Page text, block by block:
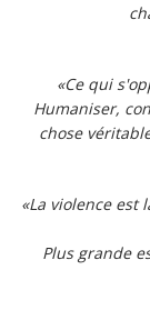
«Ce qui
Humaniser,
chose
«La violence est
Plus grande